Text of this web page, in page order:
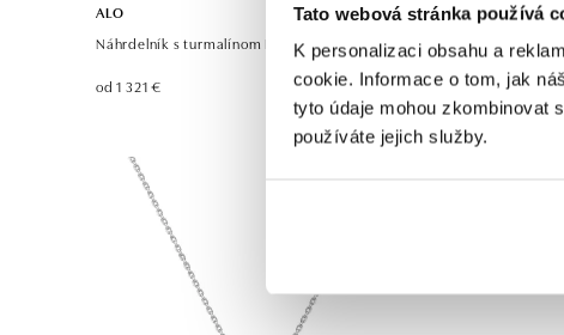
Tato webová stránka používá
K personalizaci obsahu a
cookie. Informace o tom, jak
tyto údaje mohou zkombinovat
používáte jejich služby.
ALO
Náhrdelník s turmalínom Freja
od 1 321 €
ALO
Přívěsok s
Moment
od 1 679 €